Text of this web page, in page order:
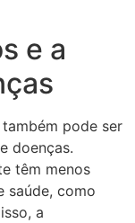
e a
pode ser
doenças.
têm menos
saúde, como
a